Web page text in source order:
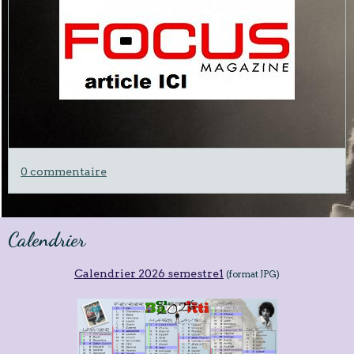
0 commentaire
Calendrier
Calendrier 2026 semestre1 (format JPG)